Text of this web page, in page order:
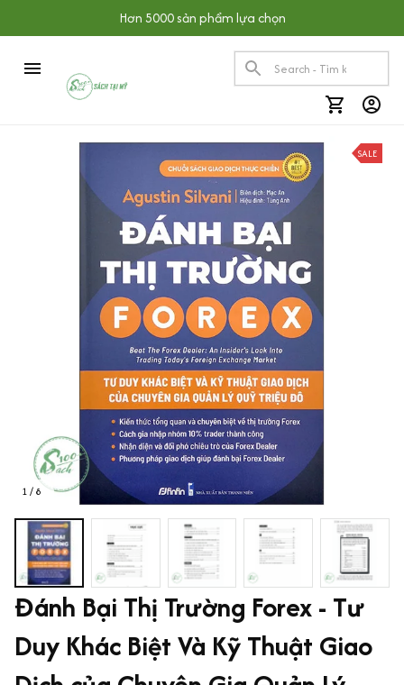
Hơn 5000 sản phẩm lựa chọn
1 / 8
SALE
Đánh Bại Thị Trường Forex - Tư
Duy Khác Biệt Và Kỹ Thuật Giao